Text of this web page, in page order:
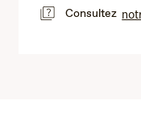
Consultez